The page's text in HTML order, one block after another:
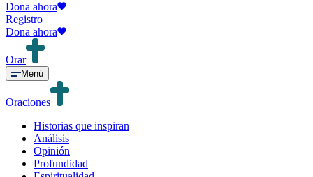
Dona ahora
Registro
Dona ahora
Orar
Menú
Oraciones
Historias que inspiran
Análisis
Opinión
Profundidad